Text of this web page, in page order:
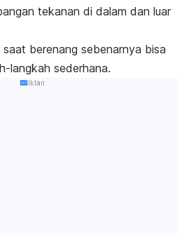
tekanan di dalam dan luar
saat berenang sebenarnya bisa
langkah sederhana.
Iklan